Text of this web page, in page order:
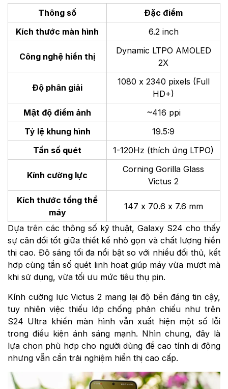
Thông số
Đặc điểm
Kích thước màn hình
6.2 inch
Công nghệ hiển thị
Dynamic LTPO AMOLED
2X
Độ phân giải
1080 x 2340 pixels (Full
HD+)
Mật độ điểm ảnh
~416 ppi
Tỷ lệ khung hình
19.5:9
Tần số quét
1-120Hz (thích ứng LTPO)
Kính cường lực
Corning Gorilla Glass
Victus 2
Kích thước tổng thể
máy
147 x 70.6 x 7.6 mm
Dựa trên các thông số kỹ thuật, Galaxy S24 cho thấy
sự cân đối tốt giữa thiết kế nhỏ gọn và chất lượng hiển
thị cao. Độ sáng tối đa nổi bật so với nhiều đối thủ, kết
hợp cùng tần số quét linh hoạt giúp máy vừa mượt mà
khi sử dụng, vừa tối ưu mức tiêu thụ pin.
Kính cường lực Victus 2 mang lại độ bền đáng tin cậy,
tuy nhiên việc thiếu lớp chống phản chiếu như trên
S24 Ultra khiến màn hình vẫn xuất hiện một số lỗi
trong điều kiện ánh sáng mạnh. Nhìn chung, đây là
lựa chọn phù hợp cho người dùng đề cao tính di động
nhưng vẫn cần trải nghiệm hiển thị cao cấp.